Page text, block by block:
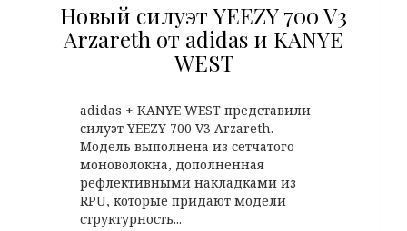
Новый силуэт YEEZY 700 V3
Arzareth от adidas и KANYE
WEST
adidas + KANYE WEST представили
силуэт YEEZY 700 V3 Arzareth.
Модель выполнена из сетчатого
моноволокна, дополненная
рефлективными накладками из
RPU, которые придают модели
структурность...